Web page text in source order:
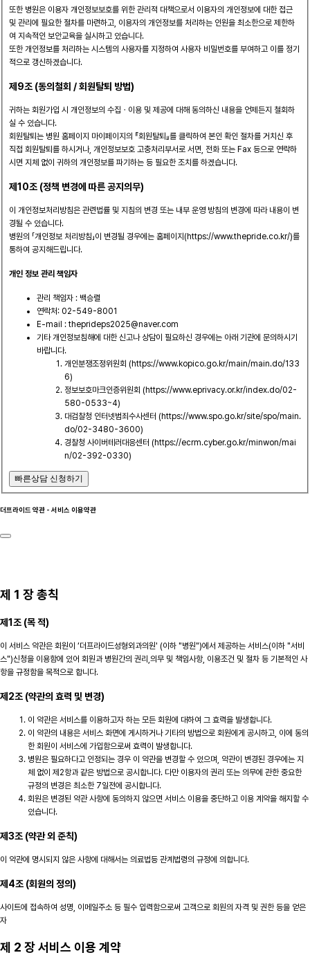
또한 병원은 이용자 개인정보보호를 위한 관리적 대책으로서 이용자의 개인정보에 대한 접근
및 관리에 필요한 절차를 마련하고, 이용자의 개인정보를 처리하는 인원을 최소한으로 제한하
여 지속적인 보안교육을 실시하고 있습니다.
또한 개인정보를 처리하는 시스템의 사용자를 지정하여 사용자 비밀번호를 부여하고 이를 정기
적으로 갱신하겠습니다.
제9조 (동의철회 / 회원탈퇴 방법)
귀하는 회원가입 시 개인정보의 수집ㆍ이용 및 제공에 대해 동의하신 내용을 언제든지 철회하
실 수 있습니다.
회원탈퇴는 병원 홈페이지 마이페이지의 『회원탈퇴』를 클릭하여 본인 확인 절차를 거치신 후
직접 회원탈퇴를 하시거나, 개인정보보호 고충처리부서로 서면, 전화 또는 Fax 등으로 연락하
시면 지체 없이 귀하의 개인정보를 파기하는 등 필요한 조치를 하겠습니다.
제10조 (정책 변경에 따른 공지의무)
이 개인정보처리방침은 관련법률 및 지침의 변경 또는 내부 운영 방침의 변경에 따라 내용이 변
경될 수 있습니다.
병원의 「개인정보 처리방침」이 변경될 경우에는 홈페이지(https://www.thepride.co.kr/)를
통하여 공지해드립니다.
개인 정보 관리 책임자
관리 책임자 : 백승렬
연락처: 02-549-8001
E-mail : theprideps2025@naver.com
기타 개인정보침해에 대한 신고나 상담이 필요하신 경우에는 아래 기관에 문의하시기
바랍니다.
개인분쟁조정위원회 (https://www.kopico.go.kr/main/main.do/133
6)
정보보호마크인증위원회 (https://www.eprivacy.or.kr/index.do/02-
580-0533~4)
대검찰청 인터넷범죄수사센터 (https://www.spo.go.kr/site/spo/main.
do/02-3480-3600)
경찰청 사이버테러대응센터 (https://ecrm.cyber.go.kr/minwon/mai
n/02-392-0330)
빠른상담 신청하기
더프라이드 약관 - 서비스 이용약관
제 1 장 총칙
제1조 (목 적)
이 서비스 약관은 회원이 ‘더프라이드성형외과의원' (이하 "병원")에서 제공하는 서비스(이하 "서비
스")신청을 이용함에 있어 회원과 병원간의 권리,의무 및 책임사항, 이용조건 및 절차 등 기본적인 사
항을 규정함을 목적으로 합니다.
제2조 (약관의 효력 및 변경)
이 약관은 서비스를 이용하고자 하는 모든 회원에 대하여 그 효력을 발생합니다.
이 약관의 내용은 서비스 화면에 게시하거나 기타의 방법으로 회원에게 공시하고, 이에 동의
한 회원이 서비스에 가입함으로써 효력이 발생합니다.
병원은 필요하다고 인정되는 경우 이 약관을 변경할 수 있으며, 약관이 변경된 경우에는 지
체 없이 제2항과 같은 방법으로 공시합니다. 다만 이용자의 권리 또는 의무에 관한 중요한
규정의 변경은 최소한 7일전에 공시합니다.
회원은 변경된 약관 사항에 동의하지 않으면 서비스 이용을 중단하고 이용 계약을 해지할 수
있습니다.
제3조 (약관 외 준칙)
이 약관에 명시되지 않은 사항에 대해서는 의료법등 관계법령의 규정에 의합니다.
제4조 (회원의 정의)
사이트에 접속하여 성명, 이메일주소 등 필수 입력함으로써 고객으로 회원의 자격 및 권한 등을 얻은
자
제 2 장 서비스 이용 계약